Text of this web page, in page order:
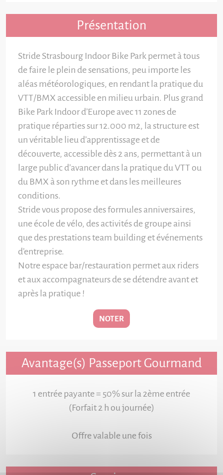
Présentation
Stride Strasbourg Indoor Bike Park permet à tous
de faire le plein de sensations, peu importe les
aléas météorologiques, en rendant la pratique du
VTT/BMX accessible en milieu urbain. Plus grand
Bike Park Indoor d’Europe avec 11 zones de
pratique réparties sur 12.000 m2, la structure est
un véritable lieu d’apprentissage et de
découverte, accessible dès 2 ans, permettant à un
large public d’avancer dans la pratique du VTT ou
du BMX à son rythme et dans les meilleures
conditions.
Stride vous propose des formules anniversaires,
une école de vélo, des activités de groupe ainsi
que des prestations team building et événements
d’entreprise.
Notre espace bar/restauration permet aux riders
et aux accompagnateurs de se détendre avant et
après la pratique !
NOTER
Avantage(s) Passeport Gourmand
1 entrée payante = 50% sur la 2ème entrée
(Forfait 2 h ou journée)
Offre valable une fois